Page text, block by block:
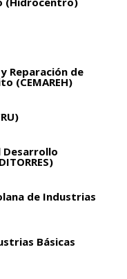
Reparación de
(CEMAREH)
Desarrollo
de Industrias
Básicas